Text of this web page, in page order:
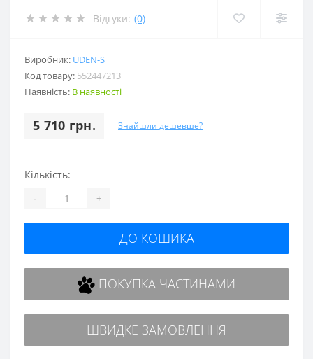
Відгуки: (0)
Виробник: UDEN-S
Код товару: 552447213
Наявність: В наявності
5 710 грн. Знайшли дешевше?
Кількість:
- +
ДО КОШИКА
ПОКУПКА ЧАСТИНАМИ
ШВИДКЕ ЗАМОВЛЕННЯ